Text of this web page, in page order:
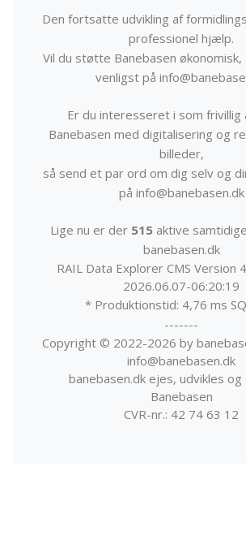
Den fortsatte udvikling af
professionel hjælp.
Vil du støtte Banebasen
venligst på
Er du interesseret i som
Banebasen med digitalisering og
billeder,
så send et par ord om dig selv og
på info@banebasen.dk
Lige nu er der 515aktive
banebasen.dk
RAIL Data Explorer CMS Version
2026.06.07-06:20:19
* Produktionstid: 4,76 ms
-------
Copyright © 2022-2026 by
info@banebasen.dk
banebasen.dk ejes, udvikles
Banebasen
CVR-nr.: 42 74 63 12